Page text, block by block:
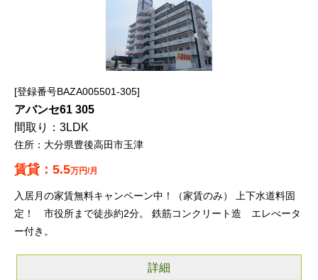
登録番号BAZA005501-305
アバンセ61 305
3LDK
大分県豊後高田市玉津
5.5万円/月
入居月の家賃無料キャンペーン中！（家賃のみ） 上下水道料固
定！ 市役所まで徒歩約2分。 鉄筋コンクリート造 エレべータ
ー付き。
詳細